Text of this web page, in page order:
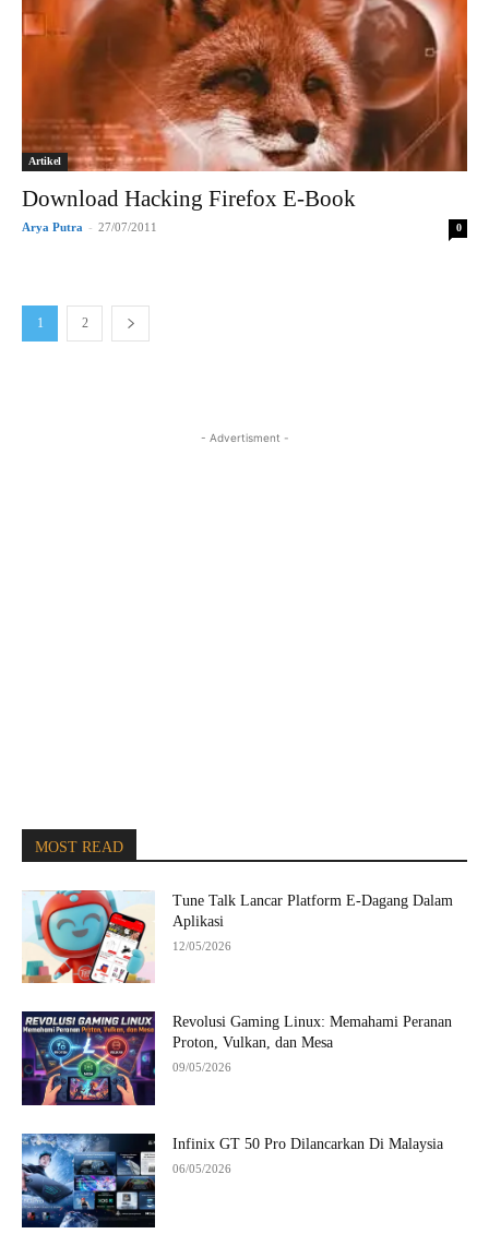
Artikel
Download Hacking Firefox E-Book
Arya Putra - 27/07/2011 0
1 2
- Advertisment -
MOST READ
Tune Talk Lancar Platform E-Dagang Dalam
Aplikasi
12/05/2026
Revolusi Gaming Linux: Memahami Peranan
Proton, Vulkan, dan Mesa
09/05/2026
Infinix GT 50 Pro Dilancarkan Di Malaysia
06/05/2026